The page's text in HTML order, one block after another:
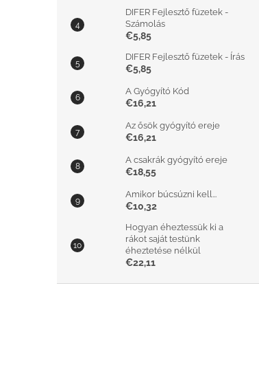
DIFER Fejlesztő füzetek -
Számolás
€5,85
DIFER Fejlesztő füzetek - Írás
€5,85
A Gyógyító Kód
€16,21
Az ősök gyógyító ereje
€16,21
A csakrák gyógyító ereje
€18,55
Amikor búcsúzni kell...
€10,32
Hogyan éheztessük ki a
rákot saját testünk
éheztetése nélkül
€22,11